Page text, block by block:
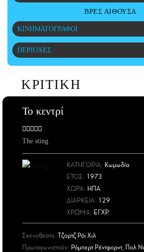
ΑΜΠΑ
PRINT
ΒΡΕΣ ΑΙΘΟΥΣΑ
ΚΙΝΗΜΑΤΟΓΡΑΦΟΙ
ΠΕΡΙΟΧΕΣ
ΚΡΙΤΙΚΗ
Το κεντρί
The sting
ΚΑΤΗΓΟΡΙΑ: Κωμωδία
ΕΤΟΣ: 1973
ΧΩΡΑ: ΗΠΑ
ΔΙΑΡΚΕΙΑ: 129
ΧΡΩΜΑ: ΕΓΧΡ.
Σκηνοθεσία: Τζορτζ Ρόι Χιλ
Πρωταγωνιστούν: Ρόμπερτ Ρέντφορντ, Πολ